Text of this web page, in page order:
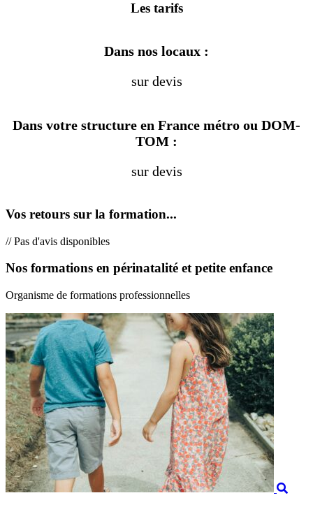
Les tarifs
Dans nos locaux :
sur devis
Dans votre structure en France métro ou DOM-
TOM :
sur devis
Vos retours sur la formation...
// Pas d'avis disponibles
Nos formations en périnatalité et petite enfance
Organisme de formations professionnelles